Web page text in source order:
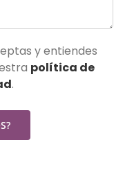
y entiendes
política de
.